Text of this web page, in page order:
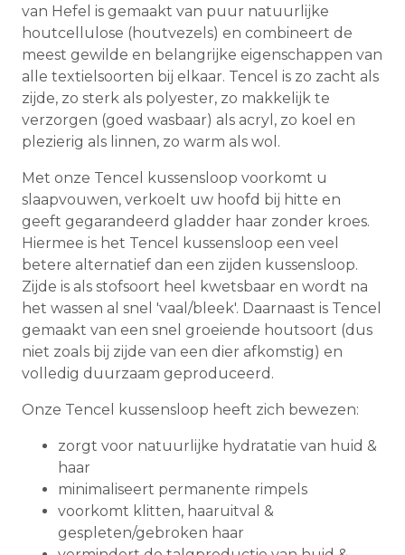
van Hefel is gemaakt van puur natuurlijke
houtcellulose (houtvezels) en combineert de
meest gewilde en belangrijke eigenschappen van
alle textielsoorten bij elkaar. Tencel is zo zacht als
zijde, zo sterk als polyester, zo makkelijk te
verzorgen (goed wasbaar) als acryl, zo koel en
plezierig als linnen, zo warm als wol.
Met onze Tencel kussensloop voorkomt u
slaapvouwen, verkoelt uw hoofd bij hitte en
geeft gegarandeerd gladder haar zonder kroes.
Hiermee is het Tencel kussensloop een veel
betere alternatief dan een zijden kussensloop.
Zijde is als stofsoort heel kwetsbaar en wordt na
het wassen al snel 'vaal/bleek'. Daarnaast is Tencel
gemaakt van een snel groeiende houtsoort (dus
niet zoals bij zijde van een dier afkomstig) en
volledig duurzaam geproduceerd.
Onze Tencel kussensloop heeft zich bewezen:
zorgt voor natuurlijke hydratatie van huid &
haar
minimaliseert permanente rimpels
voorkomt klitten, haaruitval &
gespleten/gebroken haar